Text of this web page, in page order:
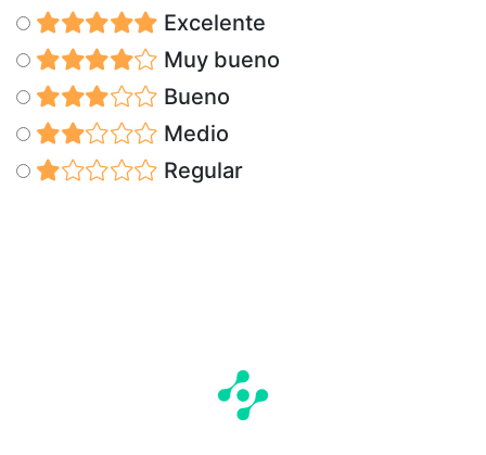
Excelente
Muy bueno
Bueno
Medio
Regular